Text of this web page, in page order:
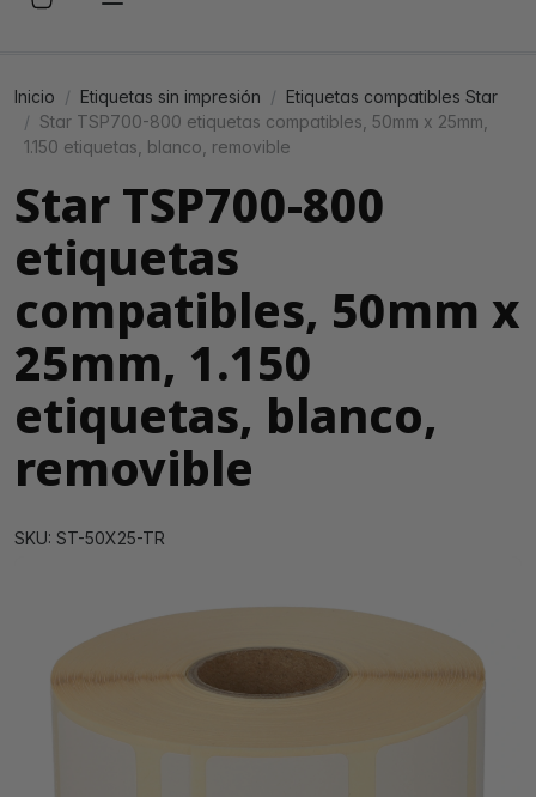
Inicio Etiquetas sin impresión
Etiquetas compatibles Star
Star TSP700-800 etiquetas compatibles, 50mm x 25mm,
1.150 etiquetas, blanco, removible
Star TSP700-800
etiquetas
compatibles, 50mm x
25mm, 1.150
etiquetas, blanco,
removible
SKU: ST-50X25-TR